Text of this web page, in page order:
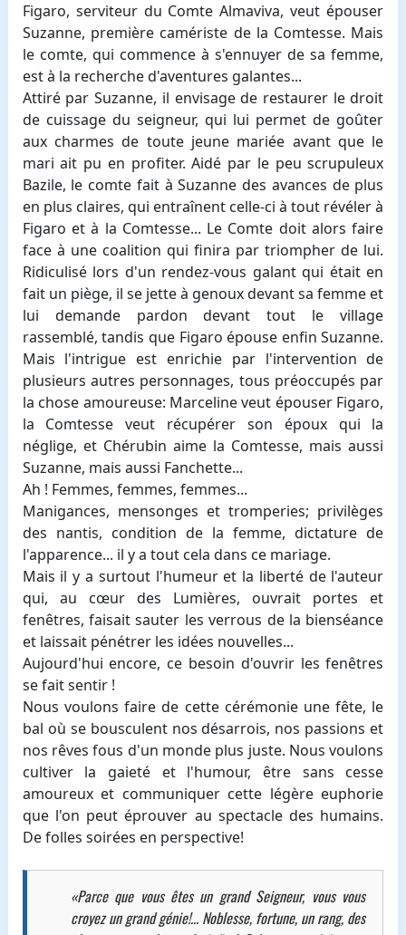
Figaro, serviteur du Comte Almaviva, veut épouser
Suzanne, première camériste de la Comtesse. Mais
le comte, qui commence à s'ennuyer de sa femme,
est à la recherche d'aventures galantes...
Attiré par Suzanne, il envisage de restaurer le droit
de cuissage du seigneur, qui lui permet de goûter
aux charmes de toute jeune mariée avant que le
mari ait pu en profiter. Aidé par le peu scrupuleux
Bazile, le comte fait à Suzanne des avances de plus
en plus claires, qui entraînent celle-ci à tout révéler à
Figaro et à la Comtesse... Le Comte doit alors faire
face à une coalition qui finira par triompher de lui.
Ridiculisé lors d'un rendez-vous galant qui était en
fait un piège, il se jette à genoux devant sa femme et
lui demande pardon devant tout le village
rassemblé, tandis que Figaro épouse enfin Suzanne.
Mais l'intrigue est enrichie par l'intervention de
plusieurs autres personnages, tous préoccupés par
la chose amoureuse: Marceline veut épouser Figaro,
la Comtesse veut récupérer son époux qui la
néglige, et Chérubin aime la Comtesse, mais aussi
Suzanne, mais aussi Fanchette...
Ah ! Femmes, femmes, femmes...
Manigances, mensonges et tromperies; privilèges
des nantis, condition de la femme, dictature de
l'apparence... il y a tout cela dans ce mariage.
Mais il y a surtout l'humeur et la liberté de l'auteur
qui, au cœur des Lumières, ouvrait portes et
fenêtres, faisait sauter les verrous de la bienséance
et laissait pénétrer les idées nouvelles...
Aujourd'hui encore, ce besoin d'ouvrir les fenêtres
se fait sentir !
Nous voulons faire de cette cérémonie une fête, le
bal où se bousculent nos désarrois, nos passions et
nos rêves fous d'un monde plus juste. Nous voulons
cultiver la gaieté et l'humour, être sans cesse
amoureux et communiquer cette légère euphorie
que l'on peut éprouver au spectacle des humains.
De folles soirées en perspective!
«Parce que vous êtes un grand Seigneur, vous vous
croyez un grand génie!... Noblesse, fortune, un rang, des